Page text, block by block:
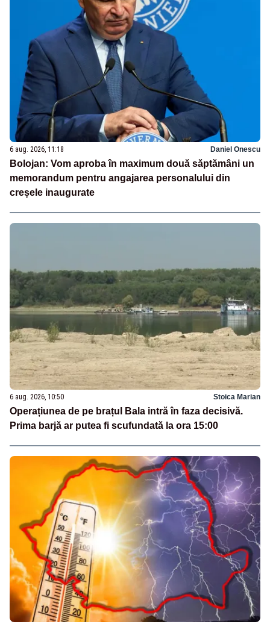
6 aug. 2026, 11:18 Daniel Onescu
Bolojan: Vom aproba în maximum două săptămâni un
memorandum pentru angajarea personalului din
creșele inaugurate
6 aug. 2026, 10:50 Stoica Marian
Operațiunea de pe brațul Bala intră în faza decisivă.
Prima barjă ar putea fi scufundată la ora 15:00